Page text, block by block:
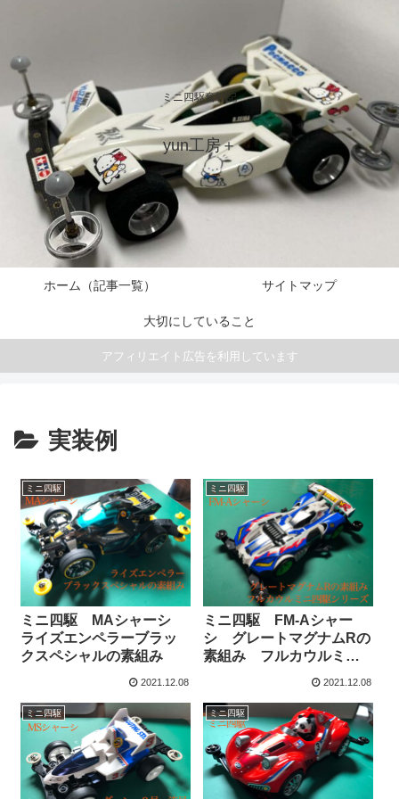
ミニ四駆奮戦記
yun工房＋
ホーム（記事一覧） サイトマップ
大切にしていること
アフィリエイト広告を利用しています
実装例
ミニ四駆
ミニ四駆 MAシャーシ
ライズエンペラーブラッ
クスペシャルの素組み
2021.12.08
ミニ四駆
ミニ四駆 FM-Aシャー
シ グレートマグナムRの
素組み フルカウルミニ
2021.12.08
ミニ四駆 ミニ四駆